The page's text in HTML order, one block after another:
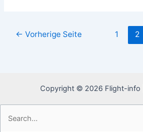
nach
Seitennummerierung
← Vorherige Seite 1 2
Copyright © 2026 Flight-info |
nach: